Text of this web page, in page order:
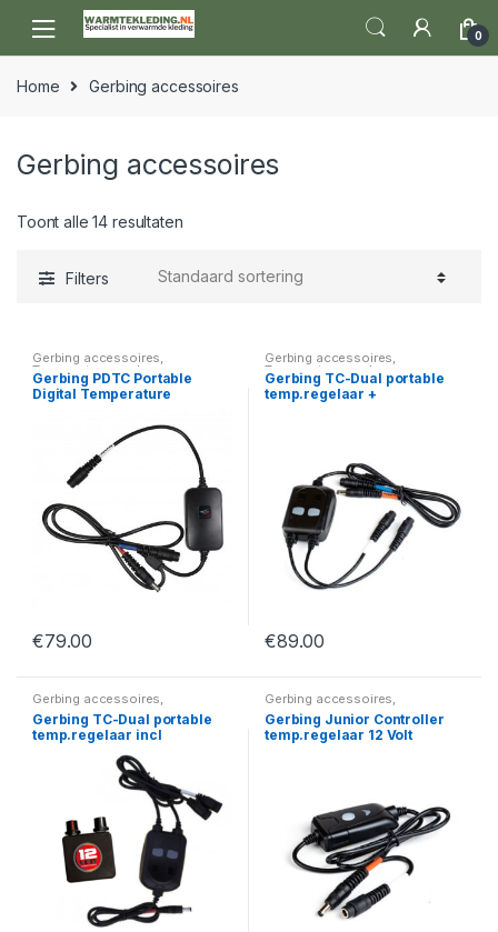
Skip to navigation
Skip to content
0
Home Gerbing accessoires
Gerbing accessoires
Toont alle 14 resultaten
Filters
Gerbing accessoires,
Temperatuurregelaars
Gerbing PDTC Portable
Digital Temperature
€79.00
Gerbing accessoires,
Temperatuurregelaars
Gerbing TC-Dual portable
temp.regelaar +
€89.00
Gerbing accessoires,
Temperatuurregelaars
Gerbing TC-Dual portable
temp.regelaar incl
Gerbing accessoires,
Temperatuurregelaars
Gerbing Junior Controller
temp.regelaar 12 Volt